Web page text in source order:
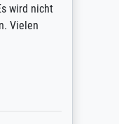
wird nicht
Vielen